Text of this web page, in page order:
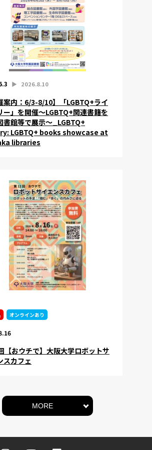
▶︎ 2026.8.10
案内：6/3-8/10】「LGBTQ+ライ
ー」を開催～LGBTQ+関連書籍を
書館等で展示～_LGBTQ+
LGBTQ+ books showcase at
libraries
オンラインあり
【おウチで】大阪大学ロボットサ
スカフェ
MORE